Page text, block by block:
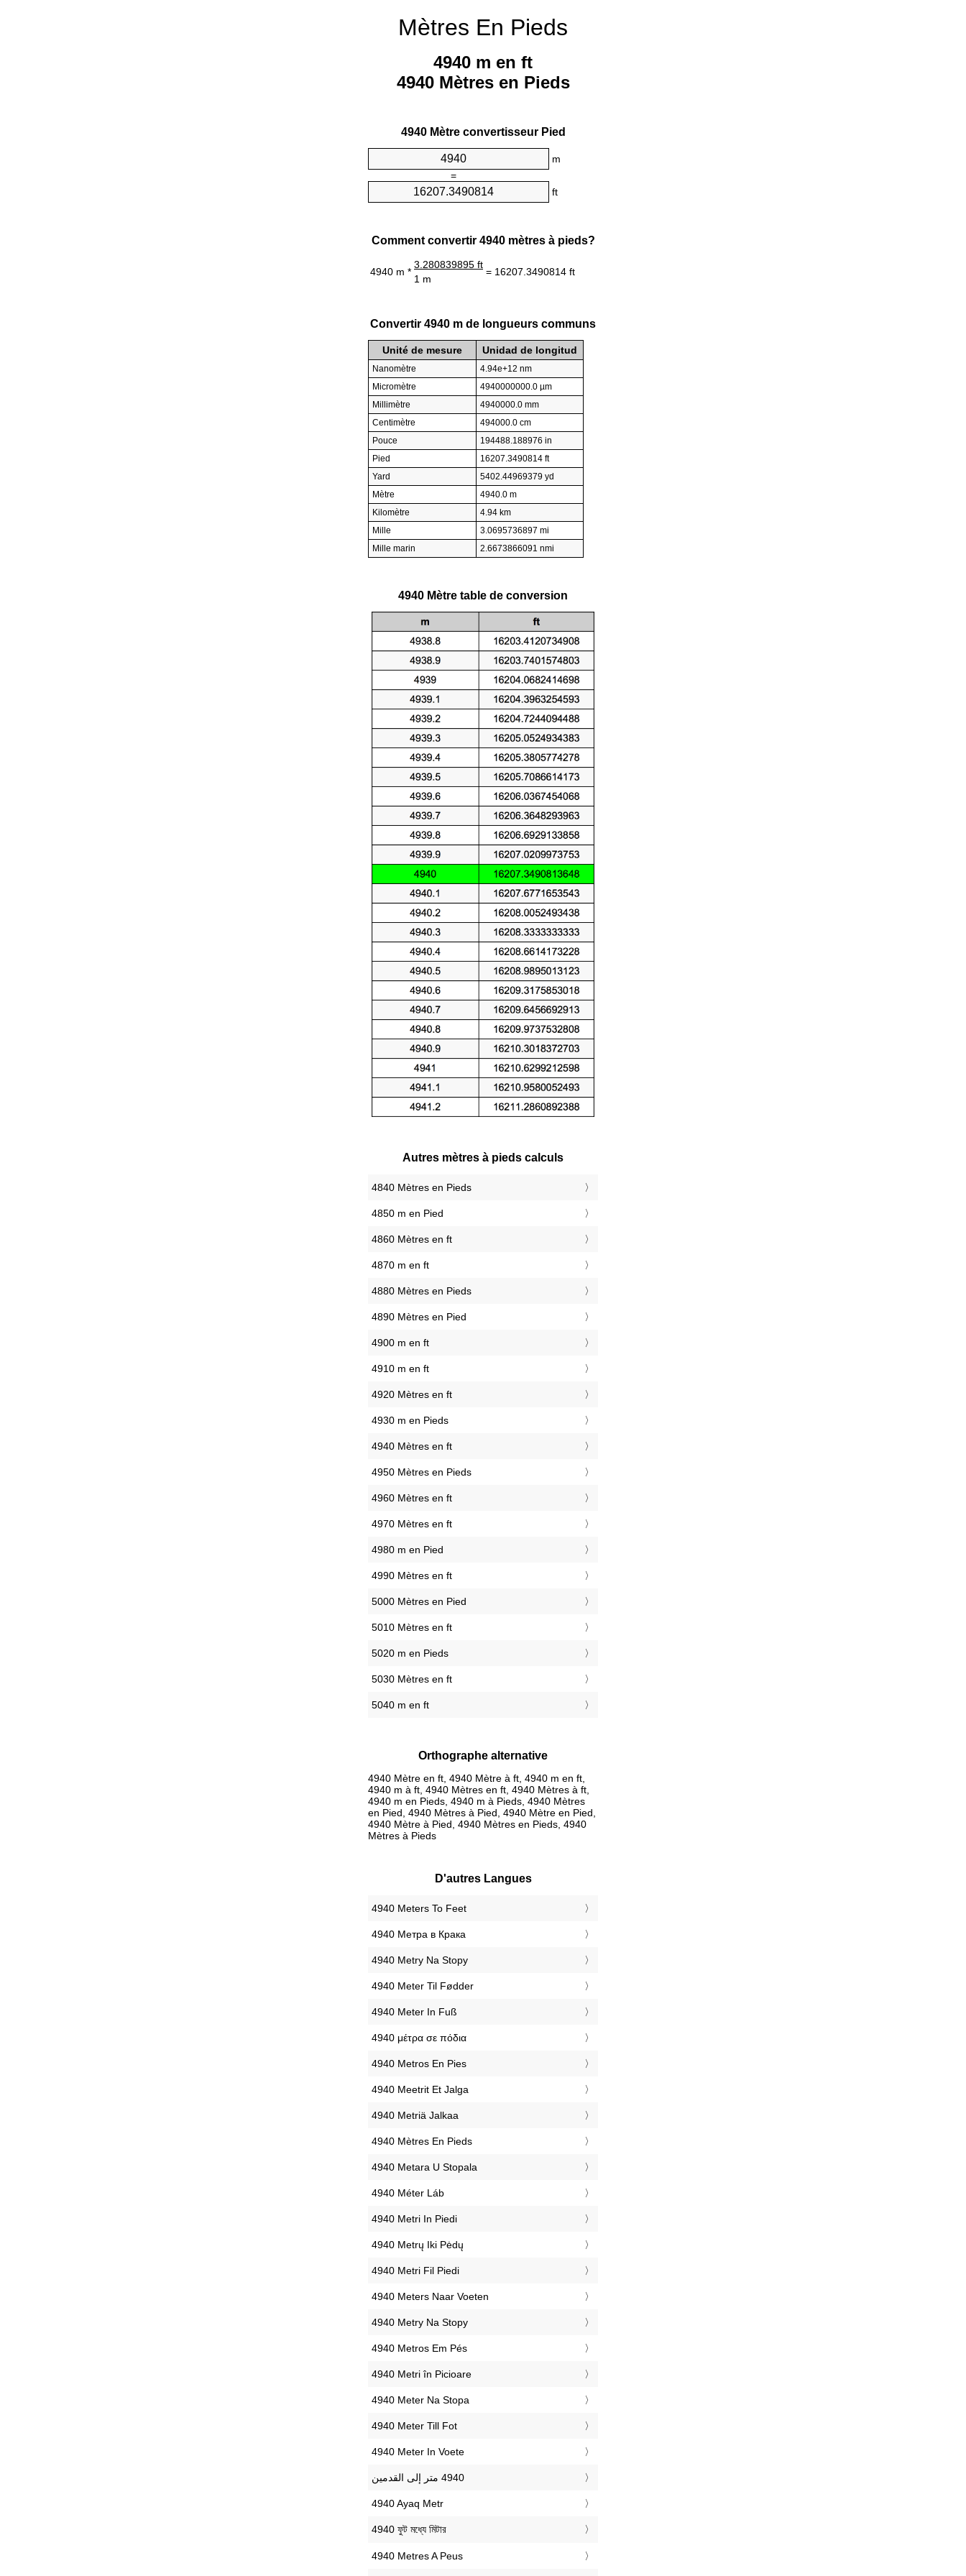
Mètres En Pieds
4940 m en ft
4940 Mètres en Pieds
4940 Mètre convertisseur Pied
m
=
ft
Comment convertir 4940 mètres à pieds?
4940 m *
3.280839895 ft
= 16207.3490814 ft
1 m
Convertir 4940 m de longueurs communs
Unité de mesure Unidad de longitud
Nanomètre
4.94e+12 nm
Micromètre
4940000000.0 µm
Millimètre
4940000.0 mm
Centimètre
494000.0 cm
Pouce
194488.188976 in
Pied
16207.3490814 ft
Yard
5402.44969379 yd
Mètre
4940.0 m
Kilomètre
4.94 km
Mille
3.0695736897 mi
Mille marin
2.6673866091 nmi
4940 Mètre table de conversion
Autres mètres à pieds calculs
4840 Mètres en Pieds
4850 m en Pied
4860 Mètres en ft
4870 m en ft
4880 Mètres en Pieds
4890 Mètres en Pied
4900 m en ft
4910 m en ft
4920 Mètres en ft
4930 m en Pieds
4940 Mètres en ft
4950 Mètres en Pieds
4960 Mètres en ft
4970 Mètres en ft
4980 m en Pied
4990 Mètres en ft
5000 Mètres en Pied
5010 Mètres en ft
5020 m en Pieds
5030 Mètres en ft
5040 m en ft
Orthographe alternative
4940 Mètre en ft, 4940 Mètre à ft, 4940 m en ft,
4940 m à ft, 4940 Mètres en ft, 4940 Mètres à ft,
4940 m en Pieds, 4940 m à Pieds, 4940 Mètres
en Pied, 4940 Mètres à Pied, 4940 Mètre en Pied,
4940 Mètre à Pied, 4940 Mètres en Pieds, 4940
Mètres à Pieds
D'autres Langues
‎4940 Meters To Feet
‎4940 Метра в Крака
‎4940 Metry Na Stopy
‎4940 Meter Til Fødder
‎4940 Meter In Fuß
‎4940 μέτρα σε πόδια
‎4940 Metros En Pies
‎4940 Meetrit Et Jalga
‎4940 Metriä Jalkaa
‎4940 Mètres En Pieds
‎4940 Metara U Stopala
‎4940 Méter Láb
‎4940 Metri In Piedi
‎4940 Metrų Iki Pėdų
‎4940 Metri Fil Piedi
‎4940 Meters Naar Voeten
‎4940 Metry Na Stopy
‎4940 Metros Em Pés
‎4940 Metri în Picioare
‎4940 Meter Na Stopa
‎4940 Meter Till Fot
‎4940 Meter In Voete
‎4940 Ayaq Metr
‎4940 ফুট মধ্যে মিটার
‎4940 Metres A Peus